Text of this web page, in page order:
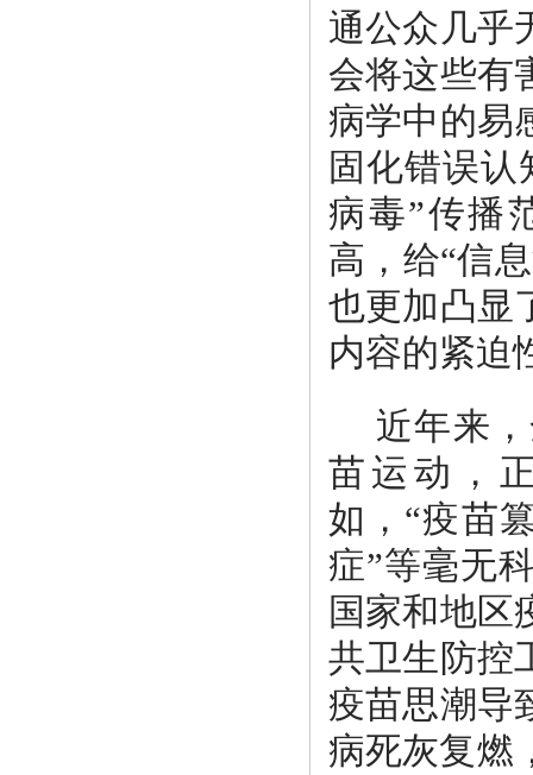
通公众几乎
会将这些有
病学中的易
固化错误
病毒”传播
高，给“信
也更加凸显
内容的紧迫
近年来
苗运动，
如，“疫苗
症”等毫无
国家和地区
共卫生防控
疫苗思潮导
病死灰复燃